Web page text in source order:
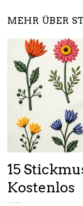
MEHR ÜBER
15
Kostenlos